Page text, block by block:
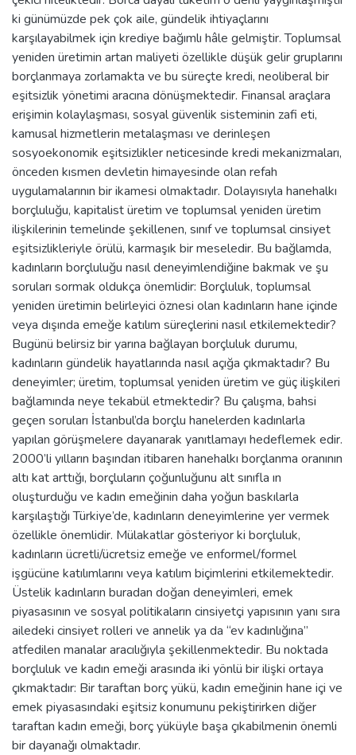
ki günümüzde pek çok aile, gündelik ihtiyaçlarını
karşılayabilmek için krediye bağımlı hâle gelmiştir. Toplumsal
yeniden üretimin artan maliyeti özellikle düşük gelir gruplarını
borçlanmaya zorlamakta ve bu süreçte kredi, neoliberal bir
eşitsizlik yönetimi aracına dönüşmektedir. Finansal araçlara
erişimin kolaylaşması, sosyal güvenlik sisteminin zafi eti,
kamusal hizmetlerin metalaşması ve derinleşen
sosyoekonomik eşitsizlikler neticesinde kredi mekanizmaları,
önceden kısmen devletin himayesinde olan refah
uygulamalarının bir ikamesi olmaktadır. Dolayısıyla hanehalkı
borçluluğu, kapitalist üretim ve toplumsal yeniden üretim
ilişkilerinin temelinde şekillenen, sınıf ve toplumsal cinsiyet
eşitsizlikleriyle örülü, karmaşık bir meseledir. Bu bağlamda,
kadınların borçluluğu nasıl deneyimlendiğine bakmak ve şu
soruları sormak oldukça önemlidir: Borçluluk, toplumsal
yeniden üretimin belirleyici öznesi olan kadınların hane içinde
veya dışında emeğe katılım süreçlerini nasıl etkilemektedir?
Bugünü belirsiz bir yarına bağlayan borçluluk durumu,
kadınların gündelik hayatlarında nasıl açığa çıkmaktadır? Bu
deneyimler; üretim, toplumsal yeniden üretim ve güç ilişkileri
bağlamında neye tekabül etmektedir? Bu çalışma, bahsi
geçen soruları İstanbul’da borçlu hanelerden kadınlarla
yapılan görüşmelere dayanarak yanıtlamayı hedeflemek edir.
2000’li yılların başından itibaren hanehalkı borçlanma oranının
altı kat arttığı, borçluların çoğunluğunu alt sınıfla ın
oluşturduğu ve kadın emeğinin daha yoğun baskılarla
karşılaştığı Türkiye’de, kadınların deneyimlerine yer vermek
özellikle önemlidir. Mülakatlar gösteriyor ki borçluluk,
kadınların ücretli/ücretsiz emeğe ve enformel/formel
işgücüne katılımlarını veya katılım biçimlerini etkilemektedir.
Üstelik kadınların buradan doğan deneyimleri, emek
piyasasının ve sosyal politikaların cinsiyetçi yapısının yanı sıra
ailedeki cinsiyet rolleri ve annelik ya da “ev kadınlığına”
atfedilen manalar aracılığıyla şekillenmektedir. Bu noktada
borçluluk ve kadın emeği arasında iki yönlü bir ilişki ortaya
çıkmaktadır: Bir taraftan borç yükü, kadın emeğinin hane içi ve
emek piyasasındaki eşitsiz konumunu pekiştirirken diğer
taraftan kadın emeği, borç yüküyle başa çıkabilmenin önemli
bir dayanağı olmaktadır.